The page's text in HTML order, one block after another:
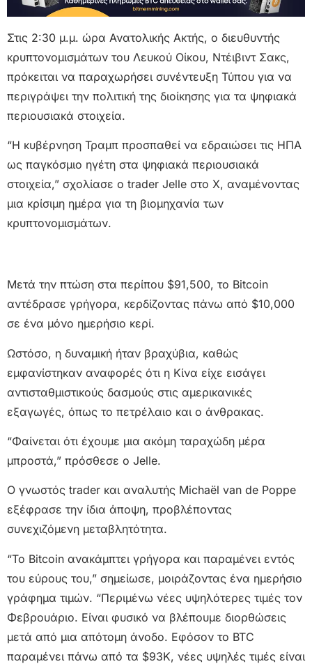
Στις 2:30 μ.μ. ώρα Ανατολικής Ακτής, ο διευθυντής
κρυπτονομισμάτων του Λευκού Οίκου, Ντέιβιντ Σακς,
πρόκειται να παραχωρήσει συνέντευξη Τύπου για να
περιγράψει την πολιτική της διοίκησης για τα ψηφιακά
περιουσιακά στοιχεία.
“Η κυβέρνηση Τραμπ προσπαθεί να εδραιώσει τις ΗΠΑ
ως παγκόσμιο ηγέτη στα ψηφιακά περιουσιακά
στοιχεία,” σχολίασε ο trader Jelle στο X, αναμένοντας
μια κρίσιμη ημέρα για τη βιομηχανία των
κρυπτονομισμάτων.
Μετά την πτώση στα περίπου $91,500, το Bitcoin
αντέδρασε γρήγορα, κερδίζοντας πάνω από $10,000
σε ένα μόνο ημερήσιο κερί.
Ωστόσο, η δυναμική ήταν βραχύβια, καθώς
εμφανίστηκαν αναφορές ότι η Κίνα είχε εισάγει
αντισταθμιστικούς δασμούς στις αμερικανικές
εξαγωγές, όπως το πετρέλαιο και ο άνθρακας.
“Φαίνεται ότι έχουμε μια ακόμη ταραχώδη μέρα
μπροστά,” πρόσθεσε ο Jelle.
Ο γνωστός trader και αναλυτής Michaël van de Poppe
εξέφρασε την ίδια άποψη, προβλέποντας
συνεχιζόμενη μεταβλητότητα.
“Το Bitcoin ανακάμπτει γρήγορα και παραμένει εντός
του εύρους του,” σημείωσε, μοιράζοντας ένα ημερήσιο
γράφημα τιμών. “Περιμένω νέες υψηλότερες τιμές τον
Φεβρουάριο. Είναι φυσικό να βλέπουμε διορθώσεις
μετά από μια απότομη άνοδο. Εφόσον το BTC
παραμένει πάνω από τα $93K, νέες υψηλές τιμές είναι